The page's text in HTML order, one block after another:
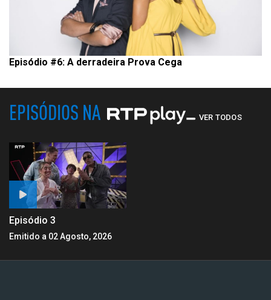
Episódio #6: A derradeira Prova Cega
EPISÓDIOS NA VER TODOS
Episódio 3
Emitido a 02 Agosto, 2026